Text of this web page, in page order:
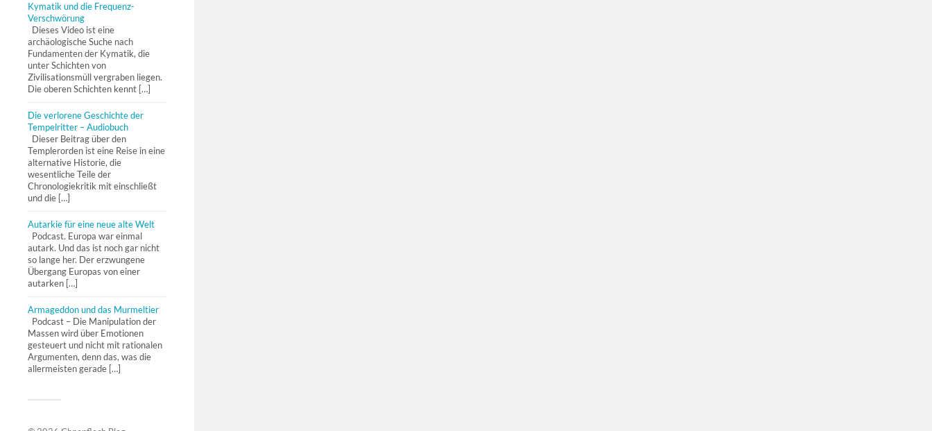
Kymatik und die Frequenz-
Verschwörung
Dieses Video ist eine
archäologische Suche nach
Fundamenten der Kymatik, die
unter Schichten von
Zivilisationsmüll vergraben liegen.
Die oberen Schichten kennt […]
Die verlorene Geschichte der
Tempelritter – Audiobuch
Dieser Beitrag über den
Templerorden ist eine Reise in eine
alternative Historie, die
wesentliche Teile der
Chronologiekritik mit einschließt
und die […]
Autarkie für eine neue alte Welt
Podcast. Europa war einmal
autark. Und das ist noch gar nicht
so lange her. Der erzwungene
Übergang Europas von einer
autarken […]
Armageddon und das Murmeltier
Podcast – Die Manipulation der
Massen wird über Emotionen
gesteuert und nicht mit rationalen
Argumenten, denn das, was die
allermeisten gerade […]